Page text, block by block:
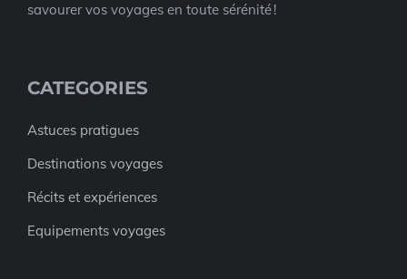
savourer vos voyages en toute sérénité !
CATEGORIES
Astuces pratigues
Destinations voyages
Récits et expériences
Equipements voyages